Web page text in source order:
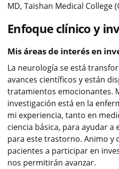
MD, Taishan Medical College
Enfoque clínico y
Mis áreas de interés en
La neurología se está
avances científicos y están
tratamientos emocionantes.
investigación está en la
mi experiencia, tanto en
ciencia básica, para ayudar
para este trastorno. Animo y
pacientes a participar en
nos permitirán avanzar.